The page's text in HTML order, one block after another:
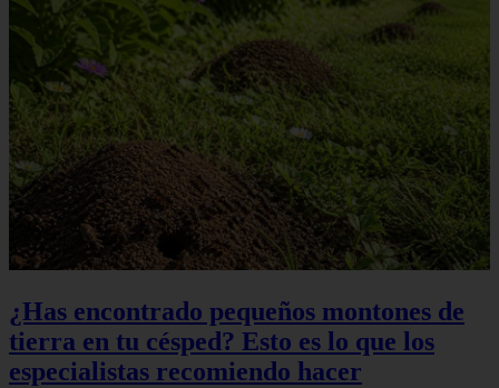
¿Has encontrado pequeños montones de
tierra en tu césped? Esto es lo que los
especialistas recomiendo hacer